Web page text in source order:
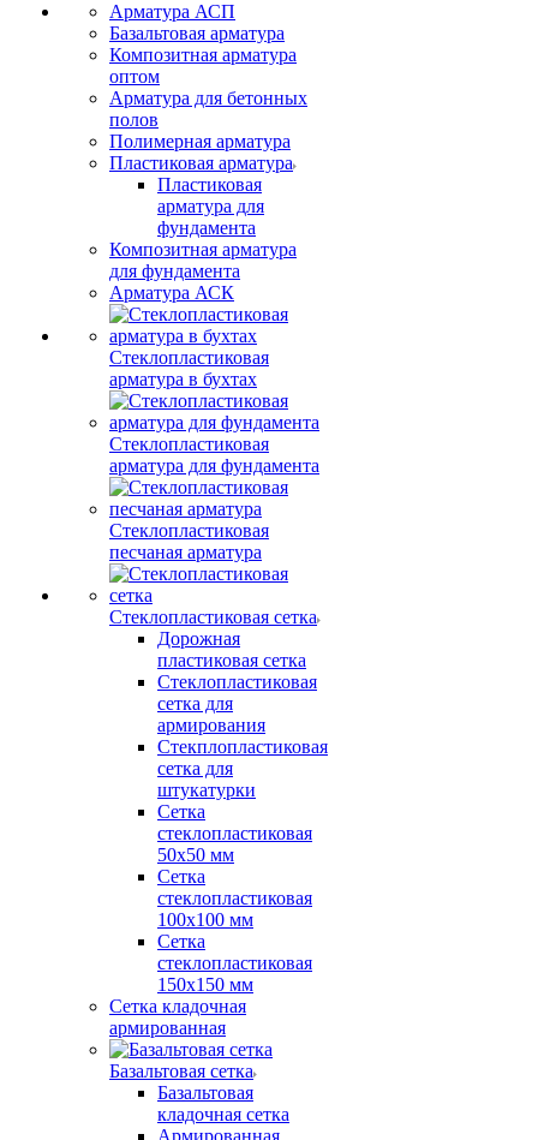
Арматура АСП
Базальтовая арматура
Композитная арматура
оптом
Арматура для бетонных
полов
Полимерная арматура
Пластиковая арматура
Пластиковая
арматура для
фундамента
Композитная арматура
для фундамента
Арматура АСК
Стеклопластиковая
арматура в бухтах
Стеклопластиковая
арматура для фундамента
Стеклопластиковая
песчаная арматура
Стеклопластиковая сетка
Дорожная
пластиковая сетка
Стеклопластиковая
сетка для
армирования
Стекплопластиковая
сетка для
штукатурки
Сетка
стеклопластиковая
50x50 мм
Сетка
стеклопластиковая
100x100 мм
Сетка
стеклопластиковая
150x150 мм
Сетка кладочная
армированная
Базальтовая сетка
Базальтовая
кладочная сетка
Армированная